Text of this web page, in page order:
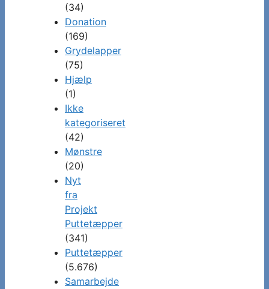
(34)
Donation
(169)
Grydelapper
(75)
Hjælp
(1)
Ikke
kategoriseret
(42)
Mønstre
(20)
Nyt
fra
Projekt
Puttetæpper
(341)
Puttetæpper
(5.676)
Samarbejde